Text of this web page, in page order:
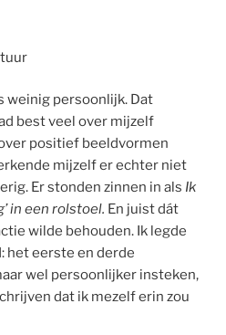
weinig persoonlijk. Dat
best veel over mijzelf
positief beeldvormen
mijzelf er echter niet
Er stonden zinnen in als Ik
in een rolstoel. En juist dát
wilde behouden. Ik legde
het eerste en derde
wel persoonlijker insteken,
dat ik mezelf erin zou